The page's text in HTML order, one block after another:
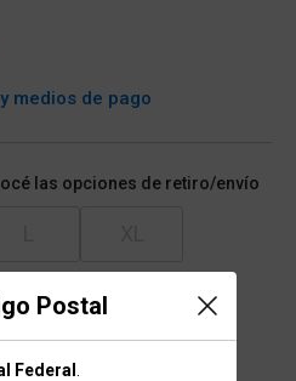
Postal
Federal
medios de pago
las opciones de retiro/envío
de talles